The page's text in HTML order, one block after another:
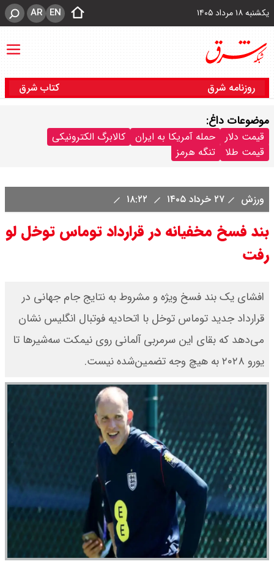
یکشنبه ۱۸ مرداد ۱۴۰۵ EN
AR
روزنامه شرق کتاب شرق
موضوعات داغ:
قیمت دلار حمله آمریکا به ایران
کالابرگ الکترونیکی
قیمت طلا
تنگه هرمز
ورزش ۲۷ خرداد ۱۴۰۵
بند فسخ مخفیانه در قرارداد توماس توخل لو
رفت
​افشای یک بند فسخ ویژه و مشروط به نتایج جام جهانی در
قرارداد جدید توماس توخل با اتحادیه فوتبال انگلیس نشان
می‌دهد که بقای این سرمربی آلمانی روی نیمکت سه‌شیرها تا
یورو ۲۰۲۸ به هیچ وجه تضمین‌شده نیست.